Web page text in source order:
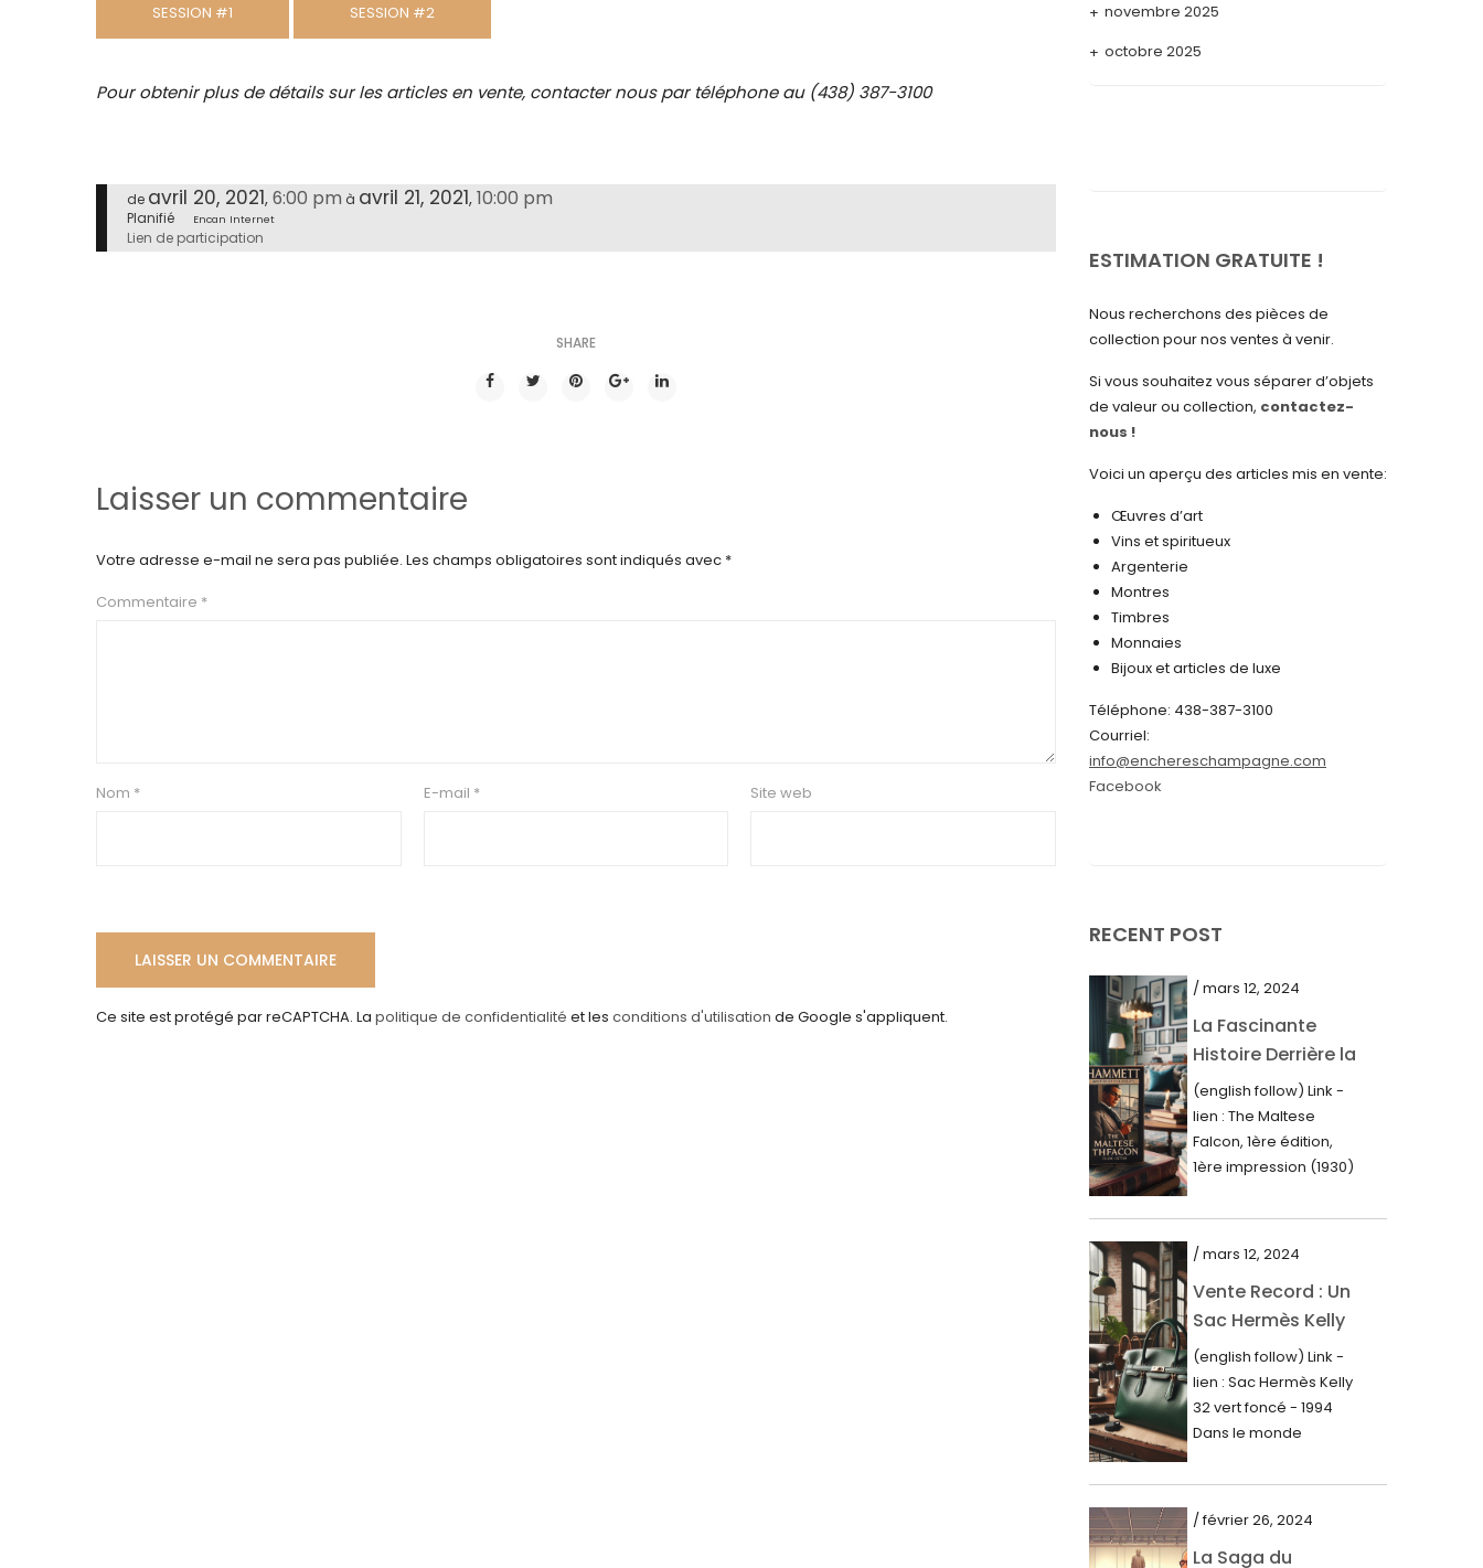
SESSION #1 SESSION #2
Pour obtenir plus de détails sur les articles en vente, contacter nous par téléphone au (438) 387-3100
de avril 20, 2021, 6:00 pm à avril 21, 2021, 10:00 pm
Planifié Encan Internet
Lien de participation
SHARE
Laisser un commentaire
Votre adresse e-mail ne sera pas publiée. Les champs obligatoires sont indiqués avec *
Commentaire *
Nom * E-mail * Site web
Ce site est protégé par reCAPTCHA. La politique de confidentialité et les conditions d'utilisation de Google s'appliquent.
novembre 2025
octobre 2025
avril 2025
février 2025
décembre 2024
octobre 2024
septembre 2024
août 2024
mai 2024
mars 2024
février 2024
octobre 2023
août 2023
juillet 2023
juin 2023
mai 2023
avril 2023
mars 2023
février 2023
janvier 2023
décembre 2022
novembre 2022
octobre 2022
septembre 2022
août 2022
juillet 2022
juin 2022
ESTIMATION GRATUITE !
Nous recherchons des pièces de
collection pour nos ventes à venir.
Si vous souhaitez vous séparer d’objets
de valeur ou collection, contactez-
nous !
Voici un aperçu des articles mis en vente:
Œuvres d’art
Vins et spiritueux
Argenterie
Montres
Timbres
Monnaies
Bijoux et articles de luxe
Téléphone: 438-387-3100
Courriel:
info@enchereschampagne.com
Facebook
RECENT POST
/ mars 12, 2024
La Fascinante
Histoire Derrière la
Première Édition
du « Faucon
Maltais » (1930)
(english follow) Link -
lien : The Maltese
Falcon, 1ère édition,
1ère impression (1930)
mots imprimés,...
/ mars 12, 2024
Vente Record : Un
Sac Hermès Kelly
de 1994 atteint 14
000$
(english follow) Link -
lien : Sac Hermès Kelly
32 vert foncé - 1994
Dans le monde
/ février 26, 2024
La Saga du